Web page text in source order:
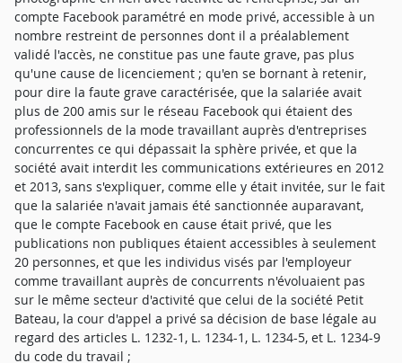
compte Facebook paramétré en mode privé, accessible à un
nombre restreint de personnes dont il a préalablement
validé l'accès, ne constitue pas une faute grave, pas plus
qu'une cause de licenciement ; qu'en se bornant à retenir,
pour dire la faute grave caractérisée, que la salariée avait
plus de 200 amis sur le réseau Facebook qui étaient des
professionnels de la mode travaillant auprès d'entreprises
concurrentes ce qui dépassait la sphère privée, et que la
société avait interdit les communications extérieures en 2012
et 2013, sans s'expliquer, comme elle y était invitée, sur le fait
que la salariée n'avait jamais été sanctionnée auparavant,
que le compte Facebook en cause était privé, que les
publications non publiques étaient accessibles à seulement
20 personnes, et que les individus visés par l'employeur
comme travaillant auprès de concurrents n'évoluaient pas
sur le même secteur d'activité que celui de la société Petit
Bateau, la cour d'appel a privé sa décision de base légale au
regard des articles L. 1232-1, L. 1234-1, L. 1234-5, et L. 1234-9
du code du travail ;